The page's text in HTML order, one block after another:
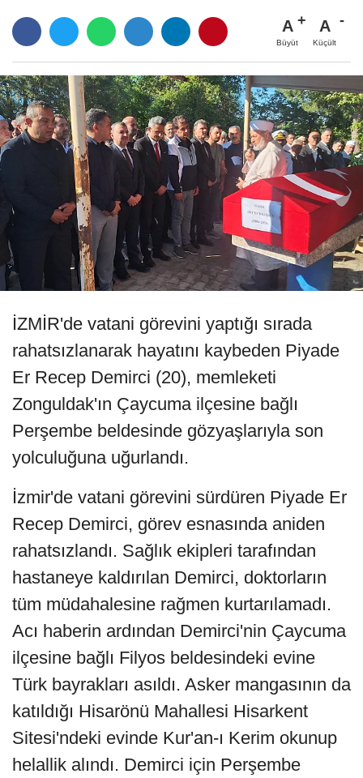
A
Büyüt
A
Küçült
İZMİR'de vatani görevini yaptığı sırada
rahatsızlanarak hayatını kaybeden Piyade
Er Recep Demirci (20), memleketi
Zonguldak'ın Çaycuma ilçesine bağlı
Perşembe beldesinde gözyaşlarıyla son
yolculuğuna uğurlandı.
İzmir'de vatani görevini sürdüren Piyade Er
Recep Demirci, görev esnasında aniden
rahatsızlandı. Sağlık ekipleri tarafından
hastaneye kaldırılan Demirci, doktorların
tüm müdahalesine rağmen kurtarılamadı.
Acı haberin ardından Demirci'nin Çaycuma
ilçesine bağlı Filyos beldesindeki evine
Türk bayrakları asıldı. Asker mangasının da
katıldığı Hisarönü Mahallesi Hisarkent
Sitesi'ndeki evinde Kur'an-ı Kerim okunup
helallik alındı. Demirci için Perşembe